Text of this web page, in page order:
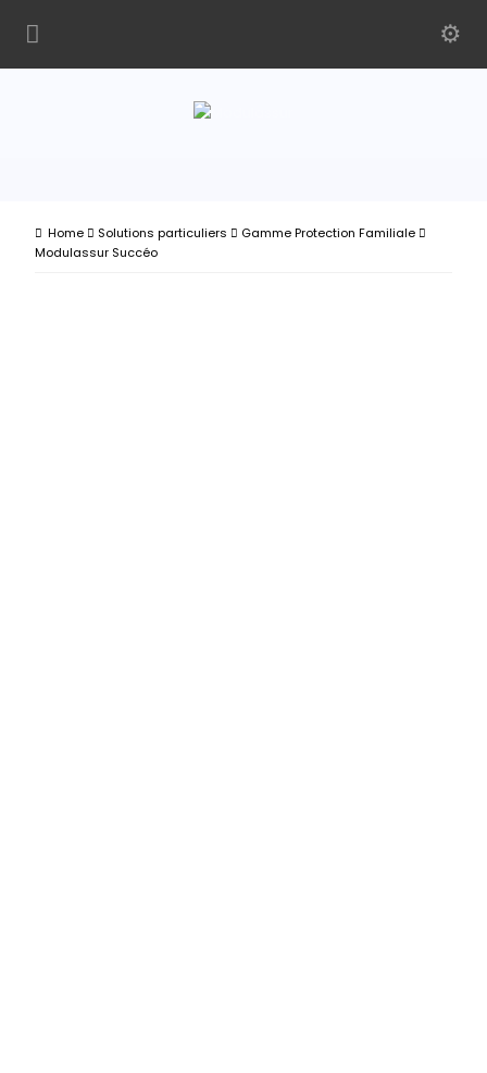
Home Solutions particuliers
Gamme Protection Familiale
Modulassur Succéo